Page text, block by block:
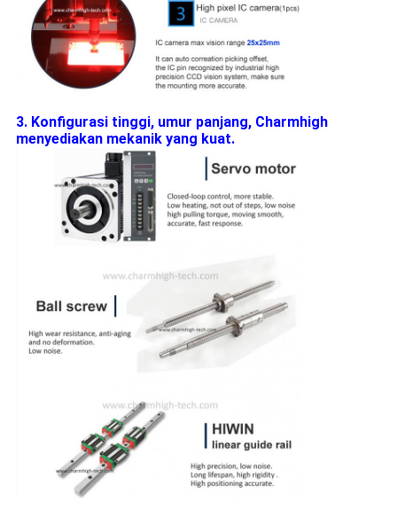
3. Konfigurasi tinggi, umur panjang, Charmhigh
menyediakan mekanik yang kuat.